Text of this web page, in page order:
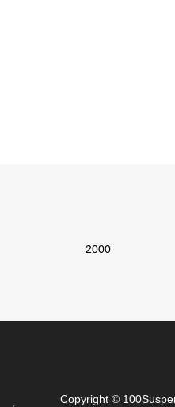
2000
Copyright ©